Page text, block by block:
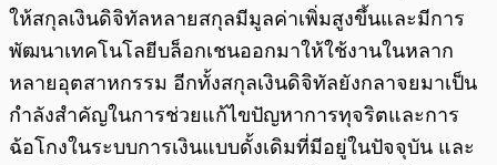
ให้สกุลเงินดิจิทัลหลายสกุลมีมูลค่าเพิ่มสูงขึ้นและมีการ
พัฒนาเทคโนโลยีบล็อกเชนออกมาให้ใช้งานในหลาก
หลายอุตสาหกรรม อีกทั้งสกุลเงินดิจิทัลยังกลาจยมาเป็น
กำลังสำคัญในการช่วยแก้ไขปัญหาการทุจริตและการ
ฉ้อโกงในระบบการเงินแบบดั้งเดิมที่มีอยู่ในปัจจุบัน และ